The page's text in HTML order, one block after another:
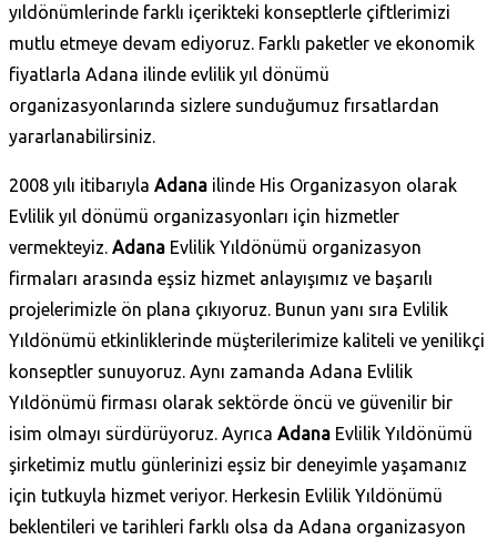
yıldönümlerinde farklı içerikteki konseptlerle çiftlerimizi
mutlu etmeye devam ediyoruz. Farklı paketler ve ekonomik
fiyatlarla Adana ilinde evlilik yıl dönümü
organizasyonlarında sizlere sunduğumuz fırsatlardan
yararlanabilirsiniz.
2008 yılı itibarıyla Adana ilinde His Organizasyon olarak
Evlilik yıl dönümü organizasyonları için hizmetler
vermekteyiz. Adana Evlilik Yıldönümü organizasyon
firmaları arasında eşsiz hizmet anlayışımız ve başarılı
projelerimizle ön plana çıkıyoruz. Bunun yanı sıra Evlilik
Yıldönümü etkinliklerinde müşterilerimize kaliteli ve yenilikçi
konseptler sunuyoruz. Aynı zamanda Adana Evlilik
Yıldönümü firması olarak sektörde öncü ve güvenilir bir
isim olmayı sürdürüyoruz. Ayrıca Adana Evlilik Yıldönümü
şirketimiz mutlu günlerinizi eşsiz bir deneyimle yaşamanız
için tutkuyla hizmet veriyor. Herkesin Evlilik Yıldönümü
beklentileri ve tarihleri farklı olsa da Adana organizasyon